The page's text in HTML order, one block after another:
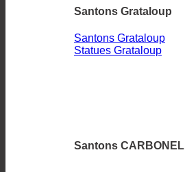
Santons Grataloup
Santons Grataloup
Statues Grataloup
Santons CARBONEL